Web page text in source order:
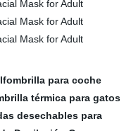
para coche
térmica para gatos
desechables para